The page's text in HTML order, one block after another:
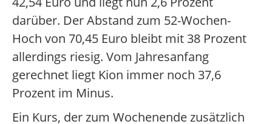
darüber. Der Abstand zum 52-Wochen-
Hoch von 70,45 Euro bleibt mit 38 Prozent
allerdings riesig. Vom Jahresanfang
gerechnet liegt Kion immer noch 37,6
Prozent im Minus.
Ein Kurs, der zum Wochenende zusätzlich